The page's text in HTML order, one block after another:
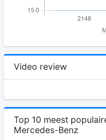
Video review
Top 10 meest
Mercedes-Benz